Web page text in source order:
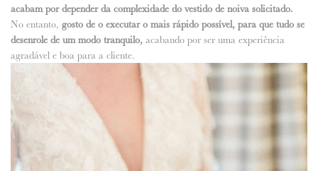
acabam por depender da complexidade do vestido de noiva solicitado.
No entanto, gosto de o executar o mais rápido possível, para que tudo se
desenrole de um modo tranquilo, acabando por ser uma experiência
agradável e boa para a cliente.